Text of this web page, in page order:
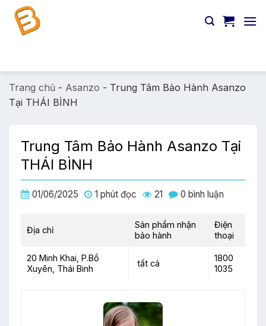
Chuyển
đến
Trang chủ - Asanzo - Trung Tâm Bảo Hành Asanzo
Tại THÁI BÌNH
Trung Tâm Bảo Hành Asanzo Tại
THÁI BÌNH
01/06/2025 1 phút đọc 21 0 bình luận
Địa chỉ
Sản phẩm nhận
bảo hành
Điện
thoại
20 Minh Khai, P.Bồ
Xuyên, Thái Binh
tất cả
1800
1035